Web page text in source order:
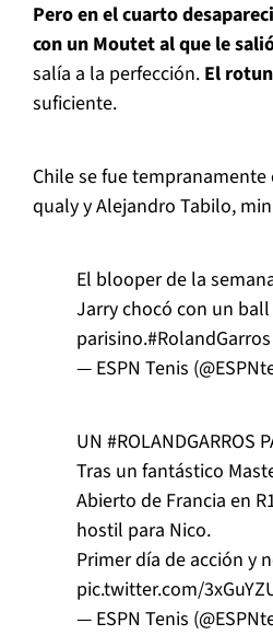
Pero en el cuarto
con un Moutet al que le
salía a la perfección. El
suficiente.
Chile se fue
qualy y Alejandro Tabilo,
El blooper de la
Jarry chocó con un
parisino.#RolandGarros
— ESPN Tenis
UN #ROLANDGARROS
Tras un fantástico
Abierto de Francia en
hostil para Nico.
Primer día de acción y
pic.twitter.com/
— ESPN Tenis